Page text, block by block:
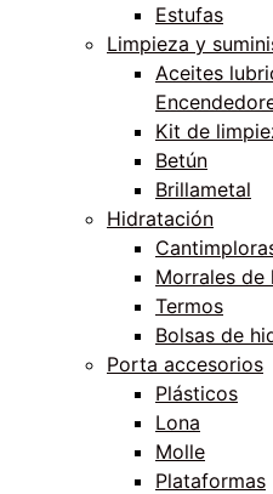
Estufas
Limpieza y
Aceites
Kit de
Betún
Brillametal
Hidratación
Morrales de
Termos
Bolsas de
Porta accesorios
Plásticos
Lona
Molle
Plataformas